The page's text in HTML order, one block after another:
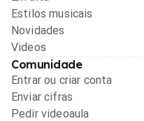
Estilos musicais
Novidades
Videos
Comunidade
Entrar ou criar conta
Enviar cifras
Pedir videoaula